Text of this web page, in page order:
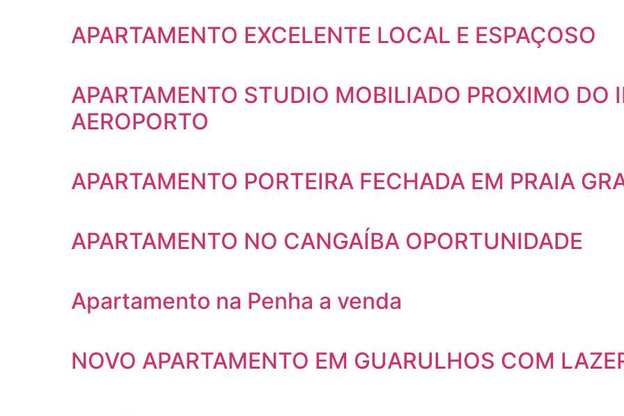
APARTAMENTO EXCELENTE LOCAL E ESPAÇOSO
APARTAMENTO STUDIO MOBILIADO PROXIMO DO
AEROPORTO
APARTAMENTO PORTEIRA FECHADA EM PRAIA
APARTAMENTO NO CANGAÍBA OPORTUNIDADE
Apartamento na Penha a venda
NOVO APARTAMENTO EM GUARULHOS COM